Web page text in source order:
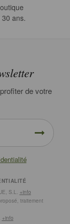
ans.
de votre
S.L. +info
traitement
+info